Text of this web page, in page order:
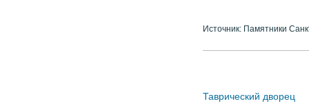
Источник: Памятники
Таврический дворец